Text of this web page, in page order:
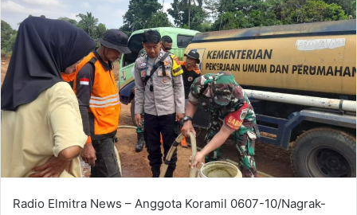
Radio Elmitra News – Anggota Koramil 0607-10/Nagrak-